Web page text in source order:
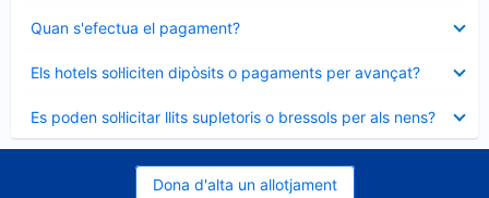
Quan s'efectua el pagament?
tancat
Els hotels sol·liciten dipòsits o pagaments per avançat?
tancat
Es poden sol·licitar llits supletoris o bressols per als nens?
tancat
Dona d'alta un allotjament